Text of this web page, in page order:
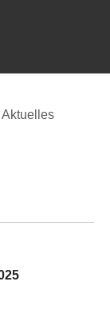
Aktuelles